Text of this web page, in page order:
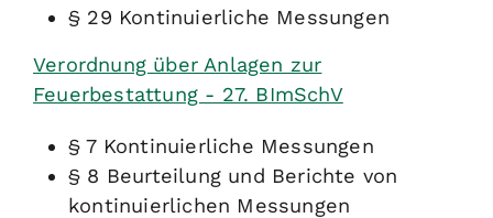
§ 29 Kontinuierliche Messungen
Verordnung über Anlagen zur
Feuerbestattung - 27. BImSchV
§ 7 Kontinuierliche Messungen
§ 8 Beurteilung und Berichte von
kontinuierlichen Messungen